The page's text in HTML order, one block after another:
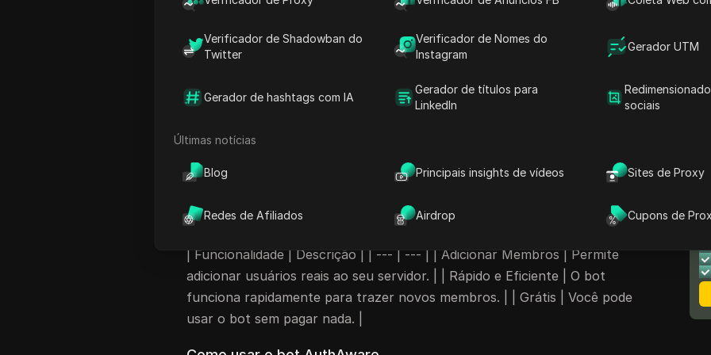
Verificador de Shadowban do
Twitter
Verificador de Nomes do
Instagram
Gerador UTM
Gerador de hashtags com IA
Gerador de títulos para
LinkedIn
sociais
Últimas notícias
Blog Principais insights de vídeos Sites de Proxy
Redes de Afiliados Airdrop Cupons de
mas com oBot Discord grátis chamadoAuthAware, isso se torna muito
reaispara o seu servidor em poucos passos.
Conheça o Bot AuthAware e suas
funcionalidades incríveis
OAuthAware
forma fácil e rápida. Você pode usar este bot para aumentar o número de
membros do seu servidor e até mesmo ganhar dinheiro com isso! Muitos
usuários já conseguiram vender membros por um bom preço usando este
bot.
| Funcionalidade | Descrição | | --- | --- | | Adicionar Membros | Permite
adicionar usuários reais ao seu servidor. | | Rápido e Eficiente | O bot
funciona rapidamente para trazer novos membros. | | Grátis | Você pode
usar o bot sem pagar nada. |